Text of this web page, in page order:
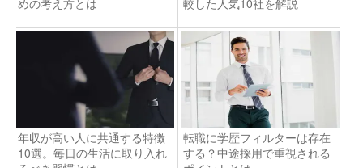
年収が高い人に共通する特徴
10選。毎日の生活に取り入れ
転職に学歴フィルターは存在
する？中途採用で重視される